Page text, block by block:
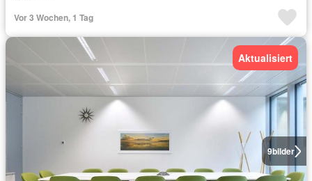
Vor 3 Wochen, 1 Tag
9bilder
Aktualisiert